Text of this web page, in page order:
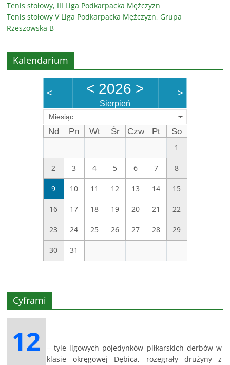
Tenis stołowy, III Liga Podkarpacka Mężczyzn
Tenis stołowy V Liga Podkarpacka Mężczyzn, Grupa
Rzeszowska B
Kalendarium
< < 2026 >
Sierpień
>
Miesiąc
Nd Pn Wt Śr Czw Pt
So
1
2 3 4 5 6 7 8
9 10 11 12 13 14 15
16 17 18 19 20 21 22
23 24 25 26 27 28 29
30 31
Cyframi
12
– tyle ligowych pojedynków piłkarskich derbów w
klasie okręgowej Dębica, rozegrały drużyny z